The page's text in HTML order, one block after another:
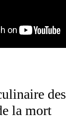
des
la mort